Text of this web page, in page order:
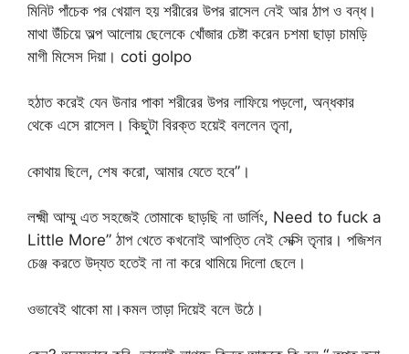
মিনিট পাঁচেক পর খেয়াল হয় শরীরের উপর রাসেল নেই আর ঠাপ ও বন্ধ।
মাথা উঁচিয়ে অল্প আলোয় ছেলেকে খোঁজার চেষ্টা করেন চশমা ছাড়া চামড়ি
মাগী মিসেস দিয়া। coti golpo
হঠাত করেই যেন উনার পাকা শরীরের উপর লাফিয়ে পড়লো, অন্ধকার
থেকে এসে রাসেল। কিছুটা বিরক্ত হয়েই বললেন তৃনা,
কোথায় ছিলে, শেষ করো, আমার যেতে হবে”।
লক্ষ্মী আম্মু এত সহজেই তোমাকে ছাড়ছি না ডার্লিং, Need to fuck a
Little More” ঠাপ খেতে কখনোই আপত্তি নেই সেক্সি তৃনার। পজিশন
চেঞ্জ করতে উদ্যত হতেই না না করে থামিয়ে দিলো ছেলে।
ওভাবেই থাকো মা।কমল তাড়া দিয়েই বলে উঠে।